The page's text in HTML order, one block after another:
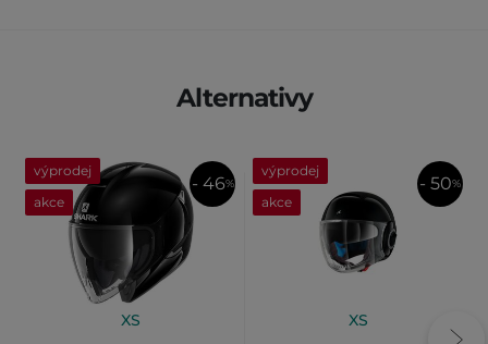
Alternativy
XS
výprodej
akce
- 46%
XS
výprodej
akce
- 50%